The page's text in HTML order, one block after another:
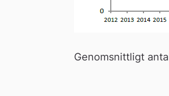
Genomsnittligt